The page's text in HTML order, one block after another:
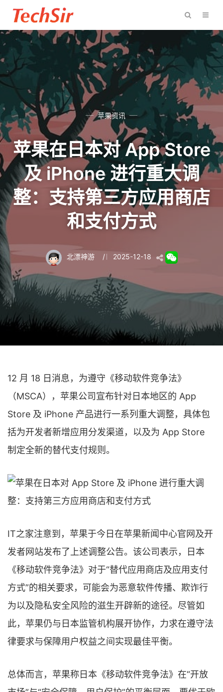
苹果资讯
苹果在日本对 App Store
及 iPhone 进行重大调
整：支持第三方应用商店
和支付方式
北漂神游 / 2025-12-18
12 月 18 日消息，为遵守《移动软件竞争法》
（MSCA），苹果公司宣布针对日本地区的 App
Store 及 iPhone 产品进行一系列重大调整，具体包
括为开发者新增应用分发渠道，以及为 App Store
制定全新的替代支付规则。
IT之家注意到，苹果于今日在苹果新闻中心官网及开
发者网站发布了上述调整公告。该公司表示，日本
《移动软件竞争法》对于“替代应用商店及应用支付
方式”的相关要求，可能会为恶意软件传播、欺诈行
为以及隐私安全风险的滋生开辟新的途径。尽管如
此，苹果仍与日本监管机构展开协作，力求在遵守法
律要求与保障用户权益之间实现最佳平衡。
总体而言，苹果称日本《移动软件竞争法》在“开放